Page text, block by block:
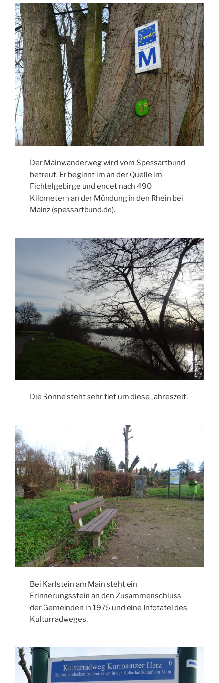
Der Mainwanderweg wird vom Spessartbund
betreut. Er beginnt im an der Quelle im
Fichtelgebirge und endet nach 490
Kilometern an der Mündung in den Rhein bei
Mainz (spessartbund.de).
Die Sonne steht sehr tief um diese Jahreszeit.
Bei Karlstein am Main steht ein
Erinnerungsstein an den Zusammenschluss
der Gemeinden in 1975 und eine Infotafel des
Kulturradweges.